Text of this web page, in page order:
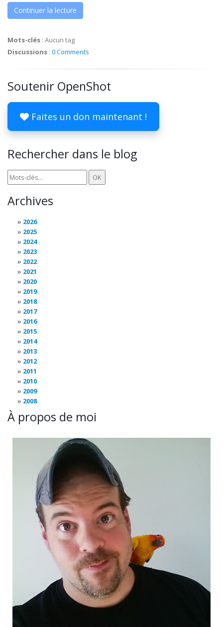
Continuer la lecture
Mots-clés : Aucun tag
Discussions : 0 Comments
Soutenir OpenShot
Faites un don maintenant !
Rechercher dans le blog
Archives
2026
2025
2024
2023
2022
2021
2020
2019
2018
2017
2016
2015
2014
2013
2012
2011
2010
2009
2008
À propos de moi